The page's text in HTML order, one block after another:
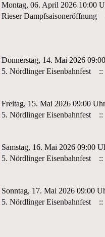
Montag, 06. April 2026 10:00
Rieser Dampfsaisoneröffnung
Donnerstag, 14. Mai 2026
5. Nördlinger Eisenbahnfest
::
Freitag, 15. Mai 2026 09:00
5. Nördlinger Eisenbahnfest
::
Samstag, 16. Mai 2026 09:00
5. Nördlinger Eisenbahnfest
::
Sonntag, 17. Mai 2026 09:00
5. Nördlinger Eisenbahnfest
::